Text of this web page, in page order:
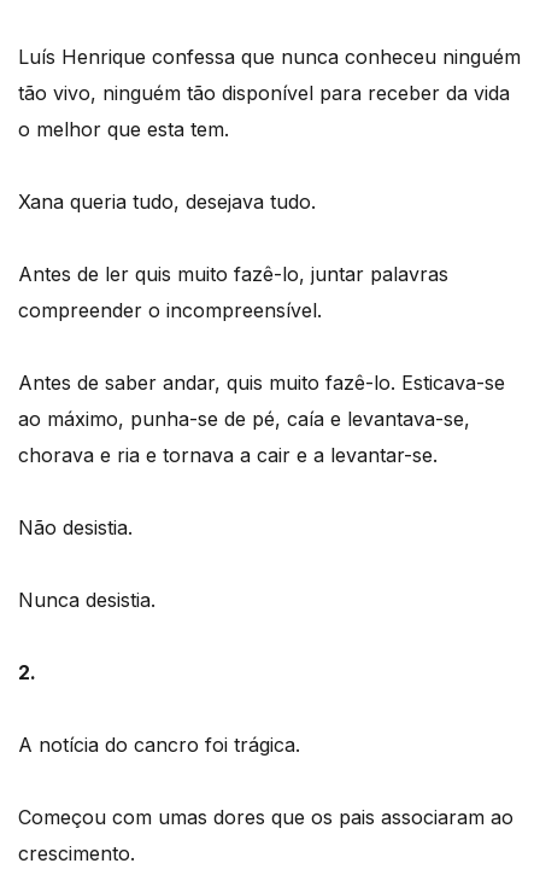
Luís Henrique confessa que nunca conheceu ninguém
tão vivo, ninguém tão disponível para receber da vida
o melhor que esta tem.
Xana queria tudo, desejava tudo.
Antes de ler quis muito fazê-lo, juntar palavras
compreender o incompreensível.
Antes de saber andar, quis muito fazê-lo. Esticava-se
ao máximo, punha-se de pé, caía e levantava-se,
chorava e ria e tornava a cair e a levantar-se.
Não desistia.
Nunca desistia.
2.
A notícia do cancro foi trágica.
Começou com umas dores que os pais associaram ao
crescimento.